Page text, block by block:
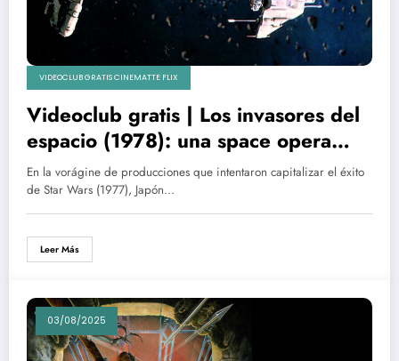
VIDEOCLUB GRATIS CINEMATTE FLIX
Videoclub gratis | Los invasores del
espacio (1978): una space opera
japonesa entre la emulación y el
delirio visual
En la vorágine de producciones que intentaron capitalizar el éxito
de Star Wars (1977), Japón…
Leer Más
03/08/2025